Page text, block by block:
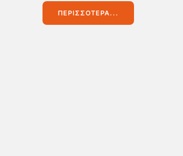
ΠΕΡΙΣΣΌΤΕΡΑ...